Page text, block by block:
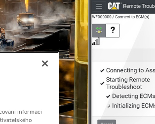
informací